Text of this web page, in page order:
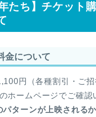
年たち】チケット
金について
円（各種割引・ご招
ホームページでご確認
ターンが上映される